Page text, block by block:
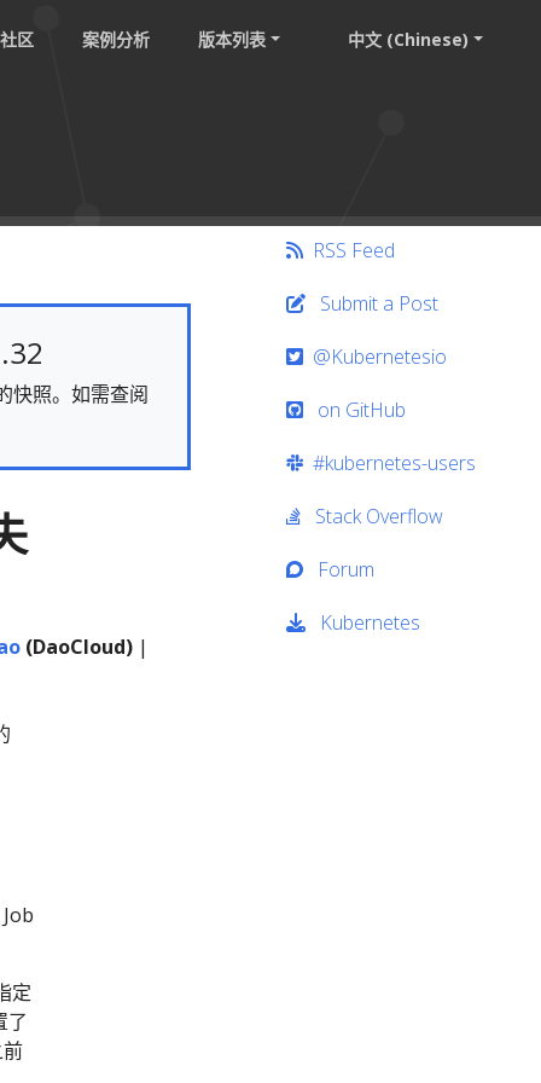
社区 案例分析 版本列表 中文 (Chinese)
快照。如需查阅
(DaoCloud) |
定
了
RSS Feed
Submit a Post
@Kubernetesio
on GitHub
#kubernetes-users
Stack Overflow
Forum
Kubernetes